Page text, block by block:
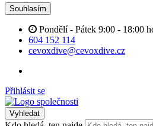
Souhlasím
Pondělí - Pátek 9:00 - 18:00
604 152 114
cevoxdive@cevoxdive.cz
Přihlásit se
Vyhledat